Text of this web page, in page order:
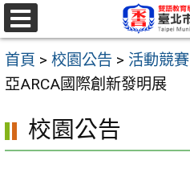
跳
至
主
要
區
選
單
首頁 > 校園公告 > 活動競賽
亞ARCA國際創新發明展
校園公告